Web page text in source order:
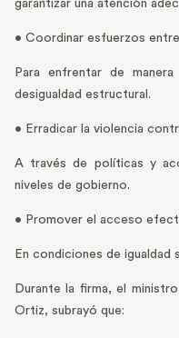
garantizar una atención
• Coordinar esfuerzos
Para enfrentar de
desigualdad estructural.
• Erradicar la violencia
A través de políticas y
niveles de gobierno.
• Promover el acceso
En condiciones de igualdad
Durante la firma, el
Ortiz, subrayó que: